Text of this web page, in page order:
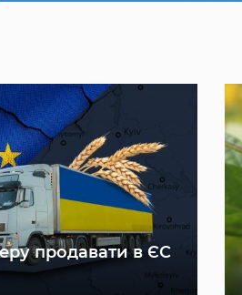
продавати в ЄС